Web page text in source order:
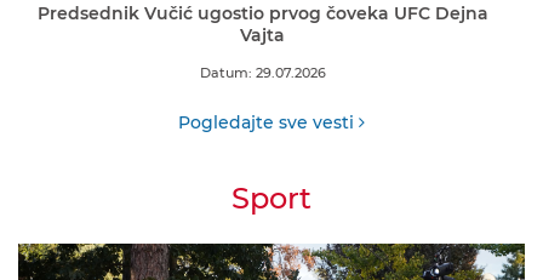
Predsednik Vučić ugostio prvog čoveka UFC Dejna
Vajta
Datum: 29.07.2026
Pogledajte sve vesti
Sport